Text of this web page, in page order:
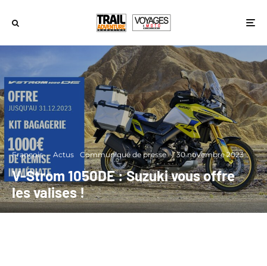
François · Actus Communiqué de presse · 30 novembre 2023
V-Strom 1050DE : Suzuki vous offre
les valises !